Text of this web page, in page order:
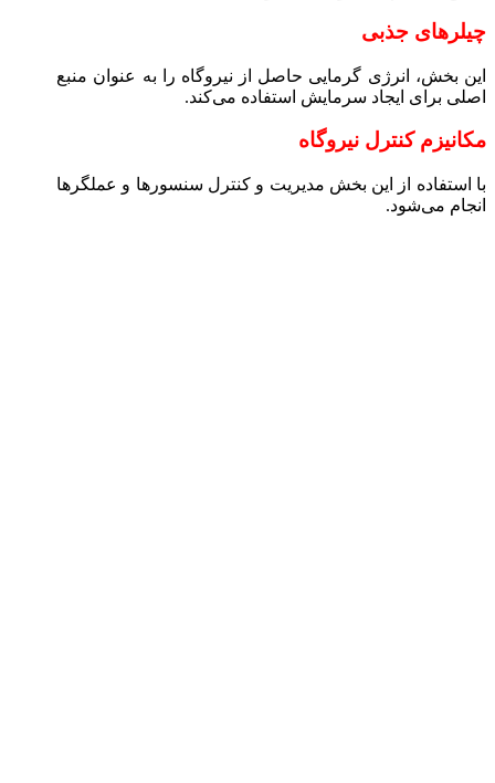
چیلر‌های جذبی
این بخش، انرژی گرمایی حاصل از نیروگاه را به عنوان منبع
اصلی برای ایجاد سرمایش استفاده می‌كند.
مکانیزم کنترل نیروگاه
با استفاده از این بخش مدیریت و کنترل سنسور‌ها و عملگر‌ها
انجام می‌شود.